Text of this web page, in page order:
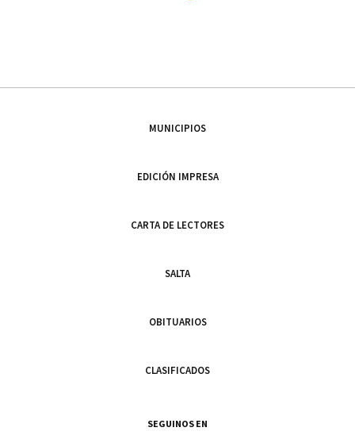
MUNICIPIOS
EDICIÓN IMPRESA
CARTA DE LECTORES
SALTA
OBITUARIOS
CLASIFICADOS
SEGUINOS EN